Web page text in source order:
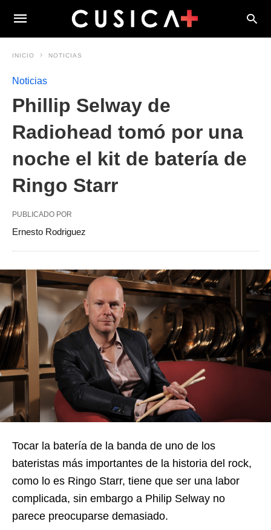
INICIO NOTICIAS
Noticias
Phillip Selway de
Radiohead tomó por una
noche el kit de batería de
Ringo Starr
PUBLICADO POR
Ernesto Rodriguez
Tocar la batería de la banda de uno de los
bateristas más importantes de la historia del rock,
como lo es Ringo Starr, tiene que ser una labor
complicada, sin embargo a Philip Selway no
parece preocuparse demasiado.